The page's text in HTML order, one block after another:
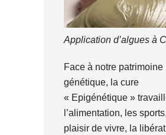
Application d’algues à
Face à notre patrimoine
génétique, la cure
« Epigénétique »
l’alimentation, les
plaisir de vivre, la